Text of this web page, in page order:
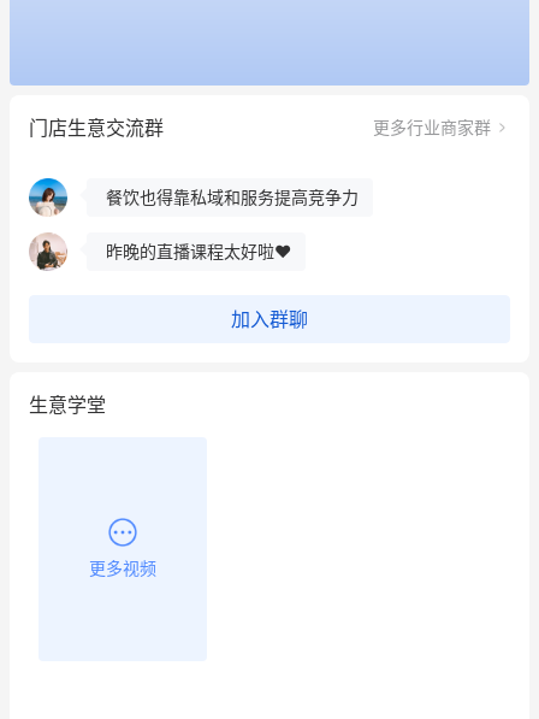
门店生意交流群 更多行业商家群
这个营销策划案例推荐大家看一下
用有赞就能在微信、小红书同时经营了
餐饮也得靠私域和服务提高竞争力
昨晚的直播课程太好啦❤️
加入群聊
生意学堂
更多视频